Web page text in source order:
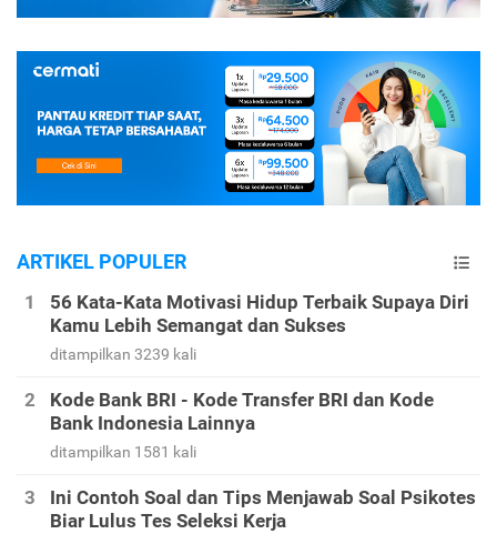
ARTIKEL POPULER
56 Kata-Kata Motivasi Hidup Terbaik Supaya Diri
Kamu Lebih Semangat dan Sukses
ditampilkan 3239 kali
Kode Bank BRI - Kode Transfer BRI dan Kode
Bank Indonesia Lainnya
ditampilkan 1581 kali
Ini Contoh Soal dan Tips Menjawab Soal Psikotes
Biar Lulus Tes Seleksi Kerja